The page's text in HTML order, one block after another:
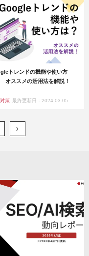
トレンドの機能や使い方
オススメの活用法を解説！
策 最終更新日：2024.03.05